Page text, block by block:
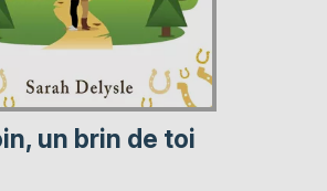
un brin de toi